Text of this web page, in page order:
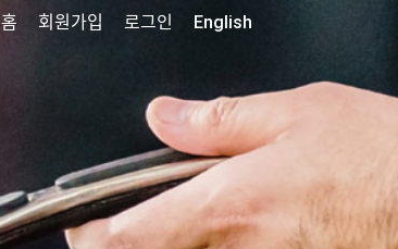
홈 회원가입 로그인 English